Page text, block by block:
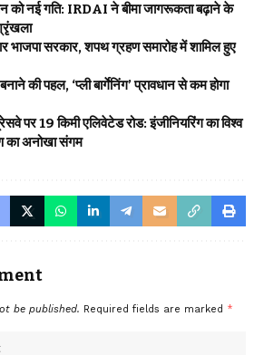
को नई गति: IRDAI ने बीमा जागरूकता बढ़ाने के
भाजपा सरकार, शपथ ग्रहण समारोह में शामिल हुए
की पहल, ‘प्ली बार्गेनिंग’ प्रावधान से कम होगा
पर 19 किमी एलिवेटेड रोड: इंजीनियरिंग का विश्व
का अनोखा संगम
be published. Required fields are marked *